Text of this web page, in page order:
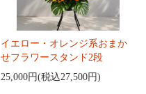
イエロー・オレンジ系おまか
せフラワースタンド2段
25,000円(税込27,500円)